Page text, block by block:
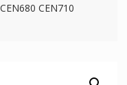
CEN710